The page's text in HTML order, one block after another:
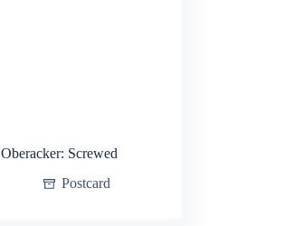
Oberacker: Screwed
Postcard